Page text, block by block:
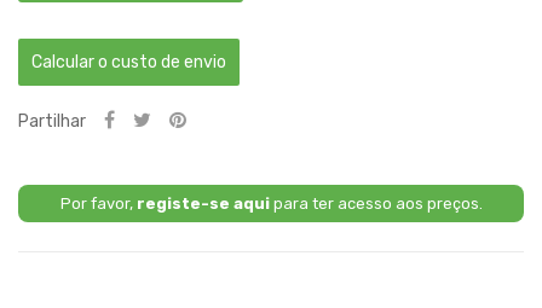
Calcular o custo de envio
Partilhar
Por favor, registe-se aquipara ter acesso aos preços.